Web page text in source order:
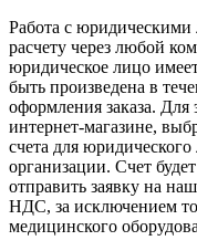
Работа с юридическими
расчету через любой
юридическое лицо
быть произведена в
оформления заказа. Для
интернет-магазине,
счета для
организации. Счет
отправить заявку на
НДС, за исключением
медицинского